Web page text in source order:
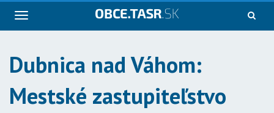
Navigácia
Dubnica nad Váhom:
Mestské zastupiteľstvo